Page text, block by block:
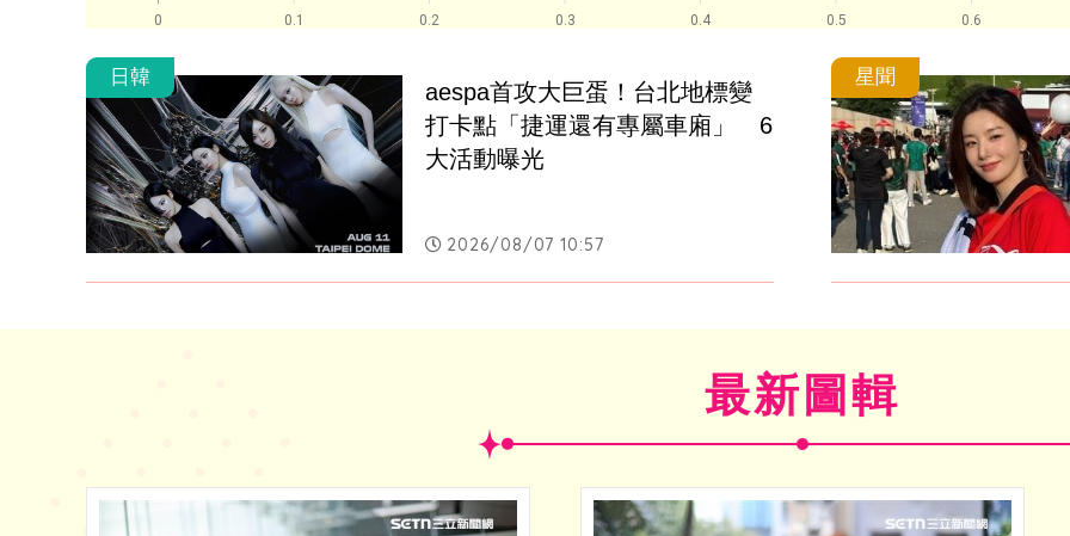
0 0.1 0.2 0.3 0.4 0.5 0.6
日韓
aespa首攻大巨蛋！台北地標變
打卡點「捷運還有專屬車廂」　6
大活動曝光
2026/08/07 10:57
星聞
最新圖輯